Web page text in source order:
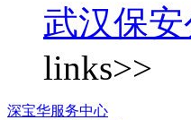
武汉保安
links>>
深宝华服务中心